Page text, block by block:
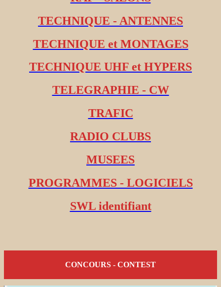
TECHNIQUE - ANTENNES
TECHNIQUE et MONTAGES
TECHNIQUE UHF et HYPERS
TELEGRAPHIE - CW
TRAFIC
RADIO CLUBS
MUSEES
PROGRAMMES - LOGICIELS
SWL identifiant
CONCOURS - CONTEST